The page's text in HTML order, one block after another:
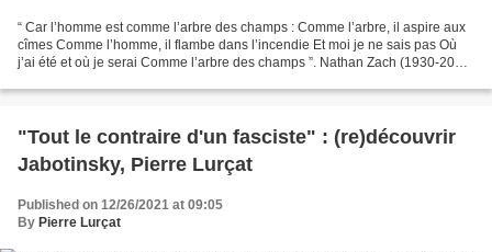
“ Car l’homme est comme l’arbre des champs : Comme l’arbre, il aspire aux
cîmes Comme l’homme, il flambe dans l’incendie Et moi je ne sais pas Où
j’ai été et où je serai Comme l’arbre des champs ”. Nathan Zach (1930-2020)
"Tout le contraire d'un fasciste" : (re)découvrir
Jabotinsky, Pierre Lurçat
Published on 12/26/2021 at 09:05
By Pierre Lurçat